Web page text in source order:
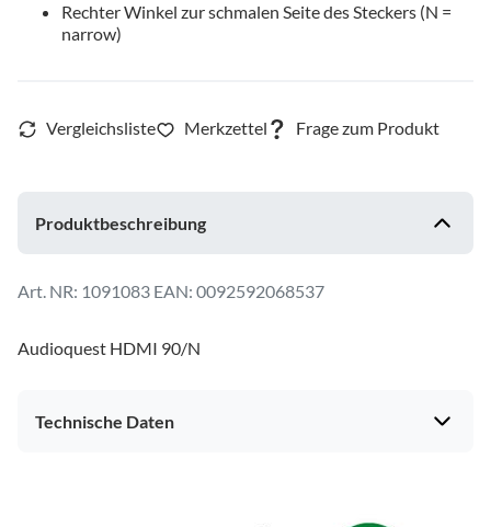
Rechter Winkel zur schmalen Seite des Steckers (N =
narrow)
Produktbeschreibung
1091083 EAN: 0092592068537
Audioquest HDMI 90/N
Technische Daten